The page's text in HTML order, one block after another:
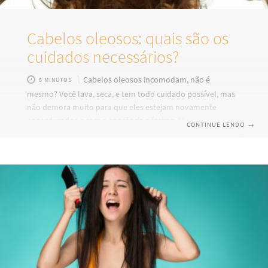
Cabelos oleosos: quais são os
cuidados necessários?
5 MINUTOS
Cabelos oleosos incomodam, não é
mesmo? Você lava, seca, e tem todo cuidado possível, mas
não demora muito para que eles estejam novamente
engordurados e com a aparência péssima. No entanto,
necessários. Então, se você quer exibir fios impecáveis, mas
está sempre lutando contra aquela aparência que “cabelo
CONTINUE LENDO →